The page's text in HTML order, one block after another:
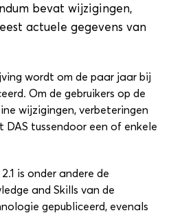
bevat wijzigingen,
actuele gegevens van
wordt om de paar jaar bij
Om de gebruikers op de
wijzigingen, verbeteringen
tussendoor een of enkele
is onder andere de
and Skills van de
gepubliceerd, evenals